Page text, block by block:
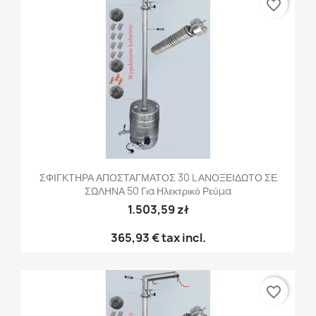
ΣΦΙΓΚΤΗΡΑ ΑΠΟΣΤΑΓΜΑΤΟΣ 30 L ΑΝΟΞΕΙΔΩΤΟ ΣΕ
ΣΩΛΗΝΑ 50 Για Ηλεκτρικό Ρεύμα
1.503,59 zł
365,93 €tax incl.
favorite_border
favorite_border